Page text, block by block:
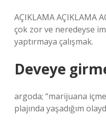
AÇIKLAMA AÇIKLAMA
çok zor ve neredeyse
yaptırmaya çalışmak.
Deveye
argoda; “marijuana
plajında ​​yaşadığım